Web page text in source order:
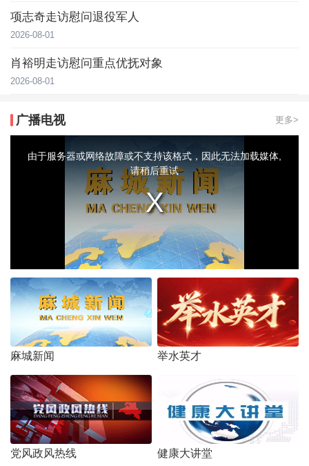
项志奇走访慰问退役军人
2026-08-01
肖裕明走访慰问重点优抚对象
2026-08-01
广播电视 更多>
modal由于服务器或网络故障或不支持该格式，因此无法加载媒体,
请稍后重试
麻城新闻 举水英才
党风政风热线 健康大讲堂